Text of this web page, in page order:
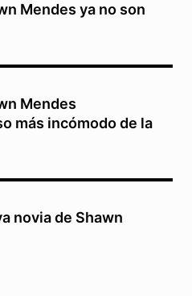
Mendes ya no son
Mendes
más incómodo de la
novia de Shawn